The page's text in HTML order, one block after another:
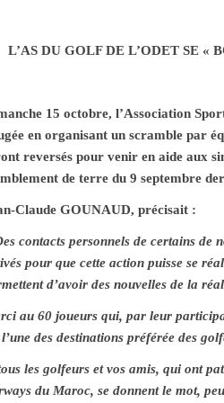
L’AS DU GOLF DE L’ODET SE «
15 octobre, l’Association
en organisant un scramble par
reversés pour venir en aide aux
de terre du 9 septembre
Claude GOUNAUD, précisait :
contacts personnels de certains de
pour que cette action puisse se
d’avoir des nouvelles de la
au 60 joueurs qui, par leur
l’une des destinations préférée des
les golfeurs et vos amis, qui ont
du Maroc, se donnent le mot,